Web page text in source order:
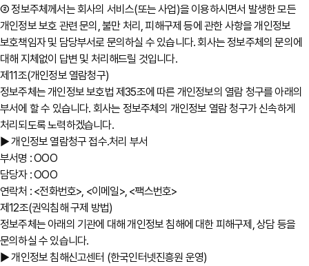
② 정보주체께서는 회사의 서비스(또는 사업)을 이용하시면서 발생한 모든
개인정보 보호 관련 문의, 불만 처리, 피해구제 등에 관한 사항을 개인정보
보호책임자 및 담당부서로 문의하실 수 있습니다. 회사는 정보주체의 문의에
대해 지체없이 답변 및 처리해드릴 것입니다.
제11조(개인정보 열람청구)
정보주체는 개인정보 보호법 제35조에 따른 개인정보의 열람 청구를 아래의
부서에 할 수 있습니다. 회사는 정보주체의 개인정보 열람 청구가 신속하게
처리되도록 노력하겠습니다.
▶ 개인정보 열람청구 접수․처리 부서
부서명 : OOO
담당자 : OOO
연락처 : <전화번호>, <이메일>, <팩스번호>
제12조(권익침해 구제 방법)
정보주체는 아래의 기관에 대해 개인정보 침해에 대한 피해구제, 상담 등을
문의하실 수 있습니다.
▶ 개인정보 침해신고센터 (한국인터넷진흥원 운영)